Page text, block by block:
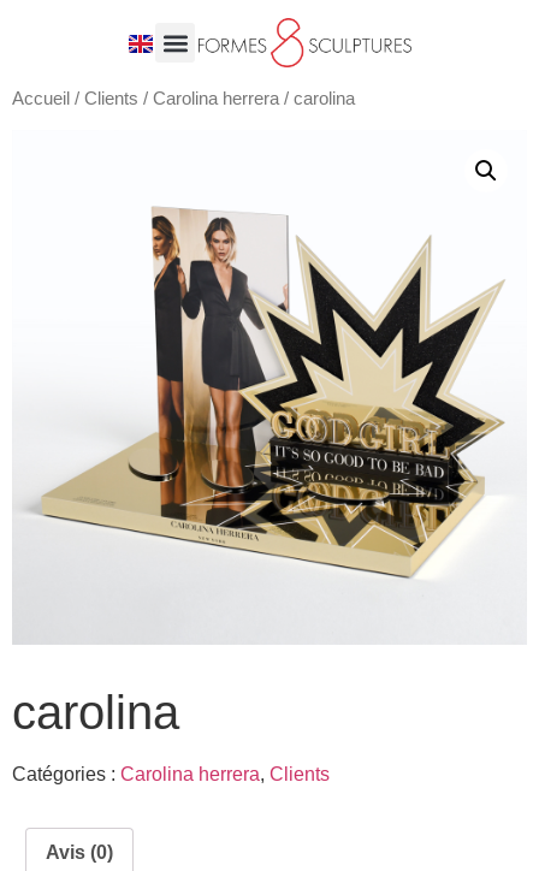
Accueil / Clients / Carolina herrera / carolina
carolina
Catégories : Carolina herrera, Clients
Avis (0)